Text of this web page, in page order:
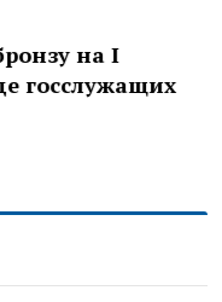
на I
госслужащих